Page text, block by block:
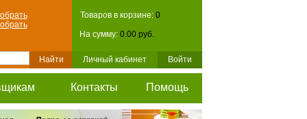
Товаров в корзине: 0
На сумму: 0.00 руб.
Личный кабинет Войти
Контакты Помощь